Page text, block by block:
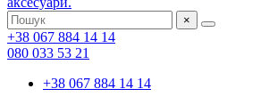
×
+38 067 884 14 14
080 033 53 21
+38 067 884 14 14